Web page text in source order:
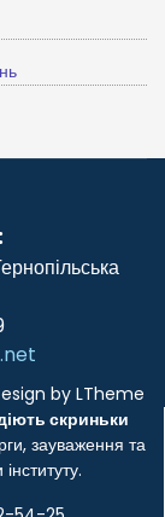
byLTheme
скриньки
зауваження та